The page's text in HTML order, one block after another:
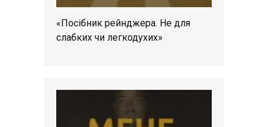
«Посібник рейнджера. Не для
слабких чи легкодухих»